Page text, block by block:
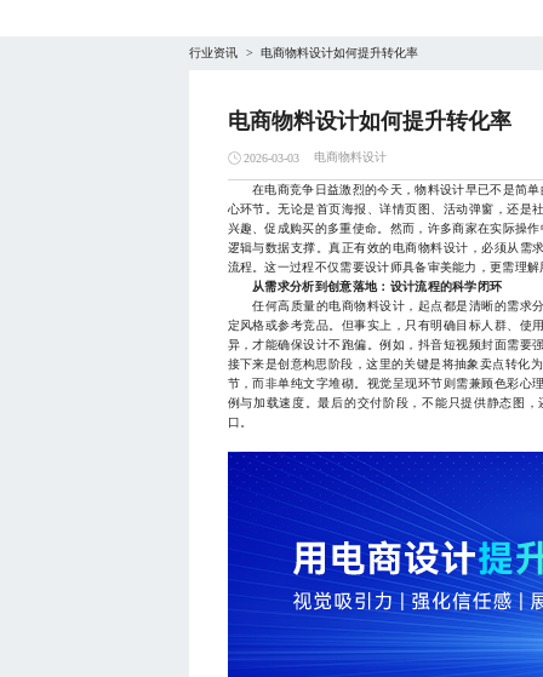
行业资讯 > 电商物料设计如何提升转化率
电商物料设计如何提升转化率
2026-03-03 电商物料设计
在电商竞争日益激烈的今天，物料设计早已不是简单
心环节。无论是首页海报、详情页图、活动弹窗，还是
兴趣、促成购买的多重使命。然而，许多商家在实际操
逻辑与数据支撑。真正有效的电商物料设计，必须从需
流程。这一过程不仅需要设计师具备审美能力，更需理
从需求分析到创意落地：设计流程的科学闭环
任何高质量的电商物料设计，起点都是清晰的需求
定风格或参考竞品。但事实上，只有明确目标人群、使
异，才能确保设计不跑偏。例如，抖音短视频封面需要
接下来是创意构思阶段，这里的关键是将抽象卖点转化
节，而非单纯文字堆砌。视觉呈现环节则需兼顾色彩心
例与加载速度。最后的交付阶段，不能只提供静态图
口。